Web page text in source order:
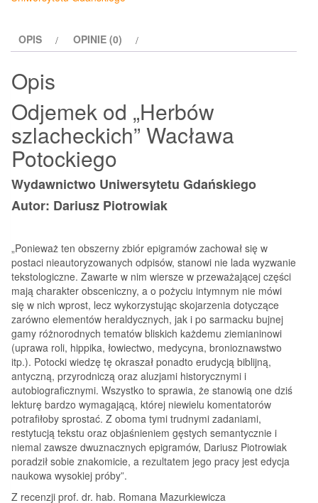
szlacheckich”
Potockiego
OPIS OPINIE (0)
Opis
Odjemek od „Herbów
szlacheckich” Wacława
Potockiego
Wydawnictwo Uniwersytetu Gdańskiego
Autor: Dariusz Piotrowiak
„Ponieważ ten obszerny zbiór epigramów zachował się w
postaci nieautoryzowanych odpisów, stanowi nie lada wyzwanie
tekstologiczne. Zawarte w nim wiersze w przeważającej części
mają charakter obsceniczny, a o pożyciu intymnym nie mówi
się w nich wprost, lecz wykorzystując skojarzenia dotyczące
zarówno elementów heraldycznych, jak i po sarmacku bujnej
gamy różnorodnych tematów bliskich każdemu ziemianinowi
(uprawa roli, hippika, łowiectwo, medycyna, bronioznawstwo
itp.). Potocki wiedzę tę okraszał ponadto erudycją biblijną,
antyczną, przyrodniczą oraz aluzjami historycznymi i
autobiograficznymi. Wszystko to sprawia, że stanowią one dziś
lekturę bardzo wymagającą, której niewielu komentatorów
potrafiłoby sprostać. Z oboma tymi trudnymi zadaniami,
restytucją tekstu oraz objaśnieniem gęstych semantycznie i
niemal zawsze dwuznacznych epigramów, Dariusz Piotrowiak
poradził sobie znakomicie, a rezultatem jego pracy jest edycja
naukowa wysokiej próby”.
Z recenzji prof. dr. hab. Romana Mazurkiewicza